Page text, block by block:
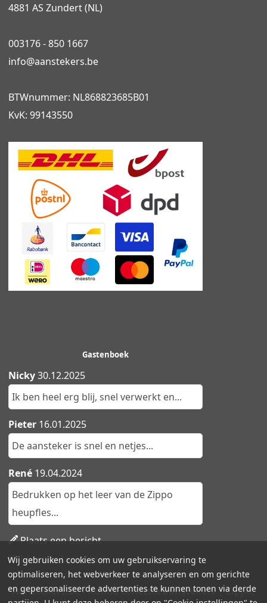
4881 AS Zundert (NL)
003176 - 850 1667
info@aanstekers.be
BTWnummer: NL868823685B01
KvK: 99143550
Gastenboek
Nicky30.12.2025
Ik ben heel erg blij, snel verwerkt en...
Pieter 16.01.2025
De aansteker is snel en netjes...
René 19.04.2024
Bedrukken op het leer van de Zippo
heupfles...
Plaats een bericht
Lees alle berichten
Aanstekers.be - Ruime collectie aanstekers | Zippo,
Wij gebruiken cookies om uw gebruikservaring te
optimaliseren, het webverkeer te analyseren en om gerichte
en gepersonaliseerde advertenties te kunnen tonen via derde